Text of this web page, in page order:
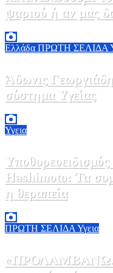
ψαριού ή αν μας
ΕΟΔΥ
Ελλάδα ΠΡΩΤΗ ΣΕΛΙΔΑ
Άδωνις
σύστημα Υγείας
Υγεια
Υποθυρεοειδισμός
Hashimoto: Τα
η θεραπεία
ΠΡΩΤΗ ΣΕΛΙΔΑΥγεια
«ΠΡΟΛΑΜΒΑΝΩ»: